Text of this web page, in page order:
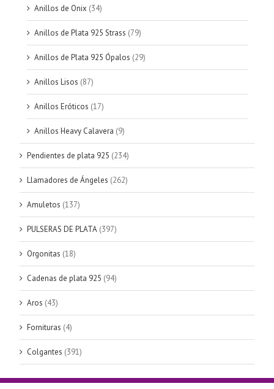
Anillos de Onix (34)
Anillos de Plata 925 Strass (79)
Anillos de Plata 925 Ópalos (29)
Anillos Lisos (87)
Anillos Eróticos (17)
Anillos Heavy Calavera (9)
Pendientes de plata 925 (234)
Llamadores de Ángeles (262)
Amuletos (137)
PULSERAS DE PLATA (397)
Orgonitas (18)
Cadenas de plata 925 (94)
Aros (43)
Fornituras (4)
Colgantes (391)